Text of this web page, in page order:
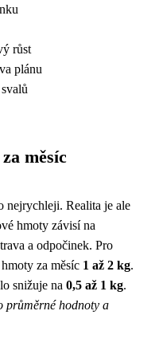
růst
plánu
měsíc
nejrychleji. Realita je ale
hmoty závisí na
a odpočinek. Pro
za měsíc 1 až 2 kg.
snižuje na 0,5 až 1 kg.
průměrné hodnoty a